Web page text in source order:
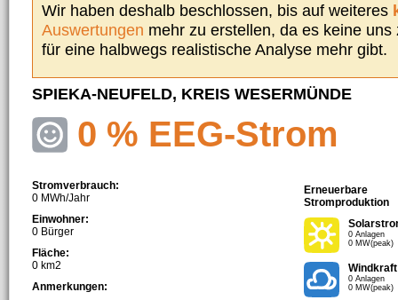
Wir haben deshalb beschlossen, bis auf weiteres
Auswertungen mehr zu erstellen, da es keine
für eine halbwegs realistische Analyse mehr gibt.
SPIEKA-NEUFELD, KREIS WESERMÜNDE
0 % EEG-Strom
Stromverbrauch:
0 MWh/Jahr
Einwohner:
0 Bürger
Fläche:
0 km2
Anmerkungen:
Erneuerbare
Stromproduktion
0 Anlagen
0 MW(peak)
Windkraft
0 Anlagen
0 MW(peak)